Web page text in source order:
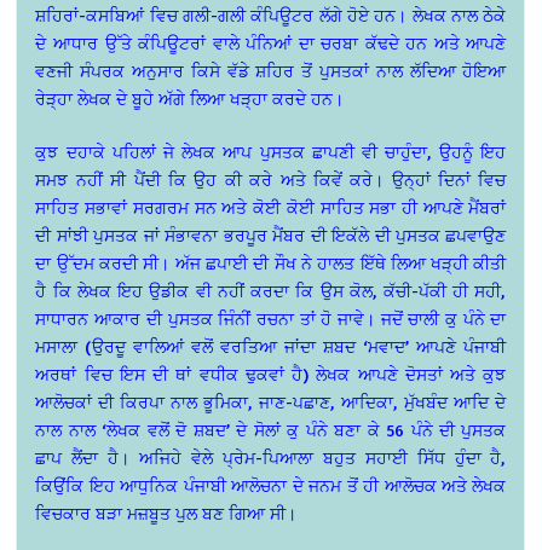
ਸ਼ਹਿਰਾਂ-ਕਸਬਿਆਂ ਵਿਚ ਗਲੀ-ਗਲੀ ਕੰਪਿਊਟਰ ਲੱਗੇ ਹੋਏ ਹਨ। ਲੇਖਕ ਨਾਲ ਠੇਕੇ
ਦੇ ਆਧਾਰ ਉੱਤੇ ਕੰਪਿਊਟਰਾਂ ਵਾਲੇ ਪੰਨਿਆਂ ਦਾ ਚਰਬਾ ਕੱਢਦੇ ਹਨ ਅਤੇ ਆਪਣੇ
ਵਣਜੀ ਸੰਪਰਕ ਅਨੁਸਾਰ ਕਿਸੇ ਵੱਡੇ ਸ਼ਹਿਰ ਤੋਂ ਪੁਸਤਕਾਂ ਨਾਲ ਲੱਦਿਆ ਹੋਇਆ
ਰੇੜ੍ਹਾ ਲੇਖਕ ਦੇ ਬੂਹੇ ਅੱਗੇ ਲਿਆ ਖੜ੍ਹਾ ਕਰਦੇ ਹਨ।
ਕੁਝ ਦਹਾਕੇ ਪਹਿਲਾਂ ਜੇ ਲੇਖਕ ਆਪ ਪੁਸਤਕ ਛਾਪਣੀ ਵੀ ਚਾਹੁੰਦਾ, ਉਹਨੂੰ ਇਹ
ਸਮਝ ਨਹੀਂ ਸੀ ਪੈਂਦੀ ਕਿ ਉਹ ਕੀ ਕਰੇ ਅਤੇ ਕਿਵੇਂ ਕਰੇ। ਉਨ੍ਹਾਂ ਦਿਨਾਂ ਵਿਚ
ਸਾਹਿਤ ਸਭਾਵਾਂ ਸਰਗਰਮ ਸਨ ਅਤੇ ਕੋਈ ਕੋਈ ਸਾਹਿਤ ਸਭਾ ਹੀ ਆਪਣੇ ਮੈਂਬਰਾਂ
ਦੀ ਸਾਂਝੀ ਪੁਸਤਕ ਜਾਂ ਸੰਭਾਵਨਾ ਭਰਪੂਰ ਮੈਂਬਰ ਦੀ ਇਕੱਲੇ ਦੀ ਪੁਸਤਕ ਛਪਵਾਉਣ
ਦਾ ਉੱਦਮ ਕਰਦੀ ਸੀ। ਅੱਜ ਛਪਾਈ ਦੀ ਸੌਖ ਨੇ ਹਾਲਤ ਇੱਥੇ ਲਿਆ ਖੜ੍ਹੀ ਕੀਤੀ
ਹੈ ਕਿ ਲੇਖਕ ਇਹ ਉਡੀਕ ਵੀ ਨਹੀਂ ਕਰਦਾ ਕਿ ਉਸ ਕੋਲ, ਕੱਚੀ-ਪੱਕੀ ਹੀ ਸਹੀ,
ਸਾਧਾਰਨ ਆਕਾਰ ਦੀ ਪੁਸਤਕ ਜਿੰਨੀਂ ਰਚਨਾ ਤਾਂ ਹੋ ਜਾਵੇ। ਜਦੋਂ ਚਾਲੀ ਕੁ ਪੰਨੇ ਦਾ
ਮਸਾਲਾ (ਉਰਦੂ ਵਾਲਿਆਂ ਵਲੋਂ ਵਰਤਿਆ ਜਾਂਦਾ ਸ਼ਬਦ ‘ਮਵਾਦ’ ਆਪਣੇ ਪੰਜਾਬੀ
ਅਰਥਾਂ ਵਿਚ ਇਸ ਦੀ ਥਾਂ ਵਧੀਕ ਢੁਕਵਾਂ ਹੈ) ਲੇਖਕ ਆਪਣੇ ਦੋਸਤਾਂ ਅਤੇ ਕੁਝ
ਆਲੋਚਕਾਂ ਦੀ ਕਿਰਪਾ ਨਾਲ ਭੂਮਿਕਾ, ਜਾਣ-ਪਛਾਣ, ਆਦਿਕਾ, ਮੁੱਖਬੰਦ ਆਦਿ ਦੇ
ਨਾਲ ਨਾਲ ‘ਲੇਖਕ ਵਲੋਂ ਦੋ ਸ਼ਬਦ’ ਦੇ ਸੋਲਾਂ ਕੁ ਪੰਨੇ ਬਣਾ ਕੇ 56 ਪੰਨੇ ਦੀ ਪੁਸਤਕ
ਛਾਪ ਲੈਂਦਾ ਹੈ। ਅਜਿਹੇ ਵੇਲੇ ਪ੍ਰੇਮ-ਪਿਆਲਾ ਬਹੁਤ ਸਹਾਈ ਸਿੱਧ ਹੁੰਦਾ ਹੈ,
ਕਿਉਂਕਿ ਇਹ ਆਧੁਨਿਕ ਪੰਜਾਬੀ ਆਲੋਚਨਾ ਦੇ ਜਨਮ ਤੋਂ ਹੀ ਆਲੋਚਕ ਅਤੇ ਲੇਖਕ
ਵਿਚਕਾਰ ਬੜਾ ਮਜ਼ਬੂਤ ਪੁਲ ਬਣ ਗਿਆ ਸੀ।